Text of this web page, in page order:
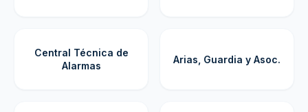
Central Técnica de
Alarmas
Arias, Guardia y Asoc.